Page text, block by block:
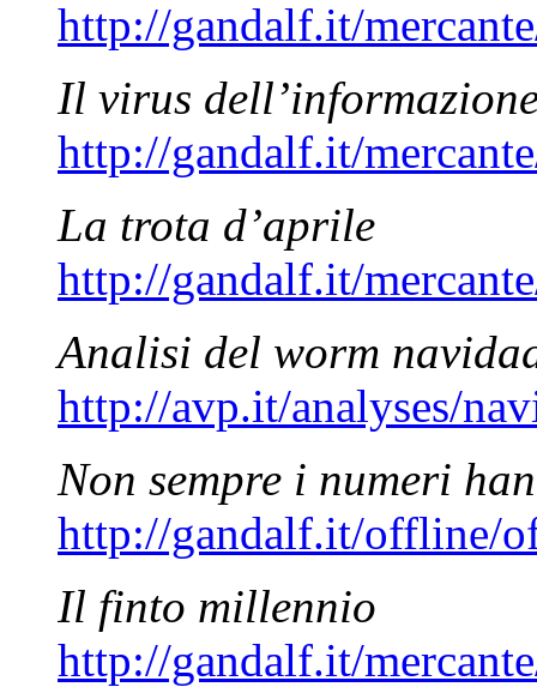
http://gandalf.it/
Il virus
http://gandalf.it/
La trota d’aprile
http://gandalf.it/
Analisi del worm
http://avp.it/analyses/
Non sempre i numeri
http://gandalf.it/offline/
Il finto millennio
http://gandalf.it/